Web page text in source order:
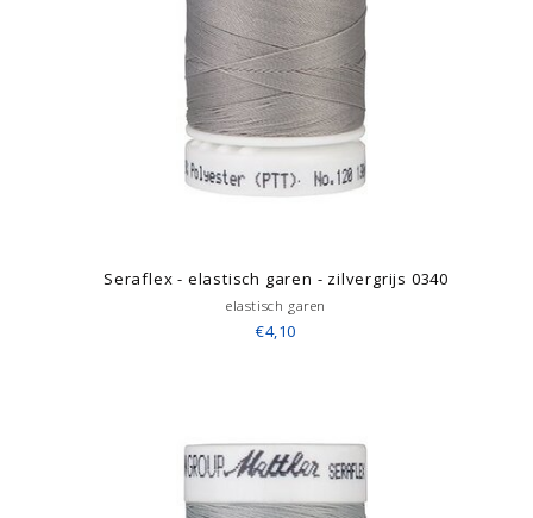
Seraflex - elastisch garen - zilvergrijs 0340
elastisch garen
€4,10